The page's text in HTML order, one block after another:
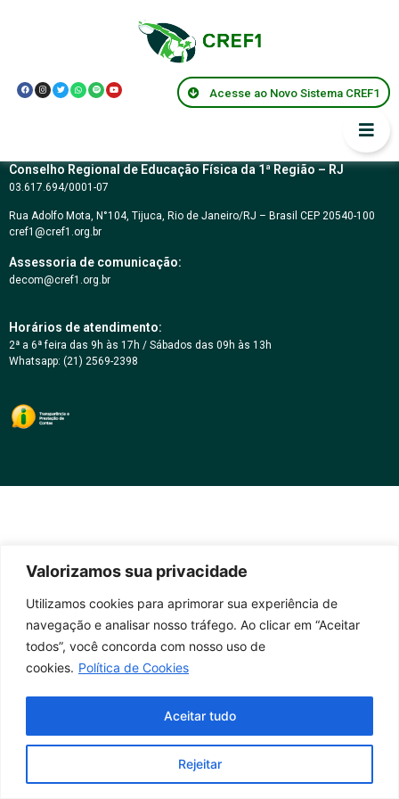
Valorizamos sua privacidade
Utilizamos cookies para aprimorar sua experiência de
navegação e analisar nosso tráfego. Ao clicar em “Aceitar
todos”, você concorda com nosso uso de
cookies. Política de Cookies
Rejeitar
Aceitar tudo
Acesse ao Novo Sistema CREF1
Resolução Federal
CNS – Nº 218
Conselho Regional de Educação Física da 1ª Região – RJ
03.617.694/0001-07
Rua Adolfo Mota, N°104, Tijuca, Rio de Janeiro/RJ – Brasil CEP 20540-100
cref1@cref1.org.br
Assessoria de comunicação:
decom@cref1.org.br
Horários de atendimento:
2ª a 6ª feira das 9h às 17h / Sábados das 09h às 13h
Whatsapp: (21) 2569-2398